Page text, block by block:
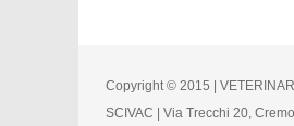
Copyright © 2015 |
SCIVAC | Via Trecchi 20,